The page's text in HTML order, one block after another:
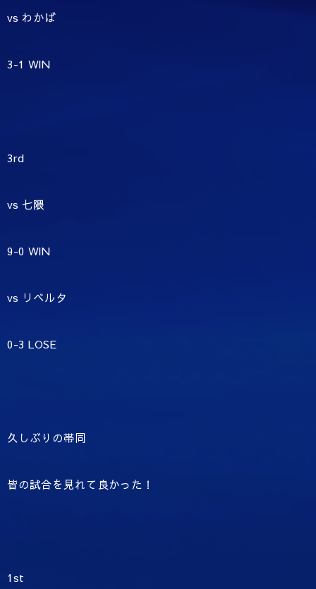
vs わかば
3-1 WIN
3rd
vs 七隈
9-0 WIN
vs リベルタ
0-3 LOSE
久しぶりの帯同
皆の試合を見れて良かった！
1st